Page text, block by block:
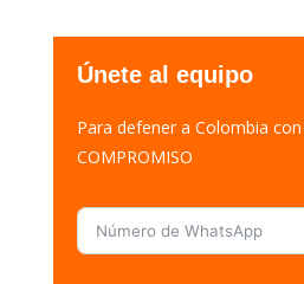
Únete al equipo
Para defener a Colombia
COMPROMISO